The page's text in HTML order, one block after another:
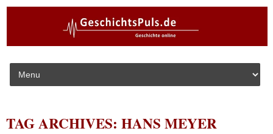
Skip to content
TAG ARCHIVES: HANS MEYER